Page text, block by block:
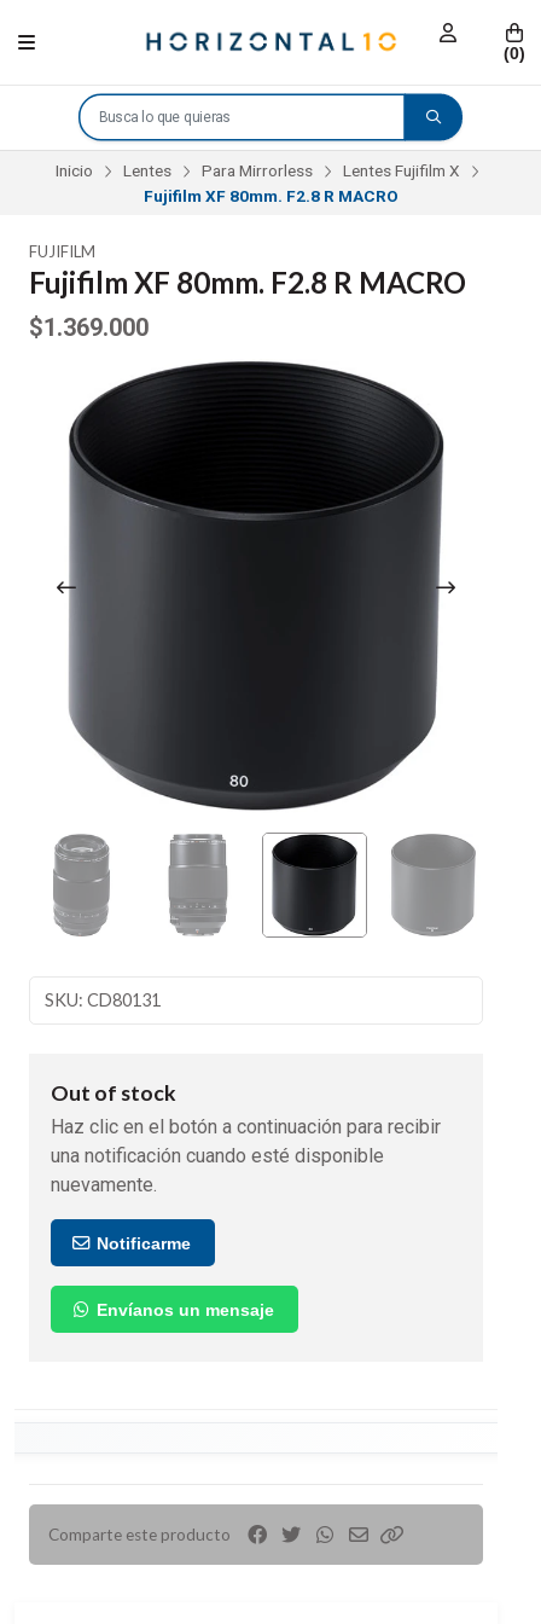
(0)
Inicio Lentes Para Mirrorless
Lentes Fujifilm X
Fujifilm XF 80mm. F2.8 R MACRO
FUJIFILM
Fujifilm XF 80mm. F2.8 R MACRO
$1.369.000
SKU: CD80131
Out of stock
Haz clic en el botón a continuación para recibir
una notificación cuando esté disponible
nuevamente.
Notificarme
Envíanos un mensaje
Comparte este producto